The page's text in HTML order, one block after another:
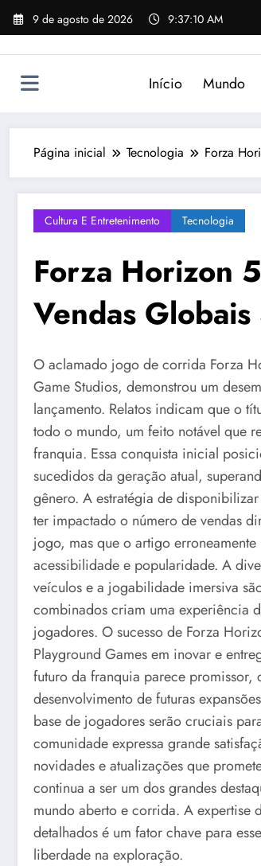
Pular
para
9 de agosto de 2026 9:37:10 AM
Início Mundo
Página inicial Tecnologia Forza
Cultura E Entretenimento Tecnologia
Forza Horizon
Vendas
O aclamado jogo de corrida Forza
Game Studios, demonstrou um
lançamento. Relatos indicam que o
todo o mundo, um feito notável que
franquia. Essa conquista inicial
sucedidos da geração atual,
gênero. A estratégia de
ter impactado o número de vendas
jogo, mas que o artigo
acessibilidade e popularidade. A
veículos e a jogabilidade imersiva
combinados criam uma experiência
jogadores. O sucesso de Forza
Playground Games em inovar e
futuro da franquia parece promissor,
desenvolvimento de futuras
base de jogadores serão cruciais
comunidade expressa grande
novidades e atualizações que
continua a ser um dos grandes
mundo aberto e corrida. A expertise
detalhados é um fator chave para
liberdade na exploração.